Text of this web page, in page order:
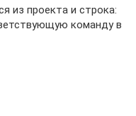
из проекта и строка:
команду в